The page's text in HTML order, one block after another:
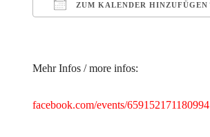
ZUM KALENDER HINZUFÜGEN
Mehr Infos / more infos:
facebook.com/events/659152171180994